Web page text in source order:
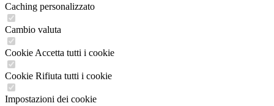
Caching personalizzato
Cambio valuta
Cookie Accetta tutti i cookie
Cookie Rifiuta tutti i cookie
Impostazioni dei cookie